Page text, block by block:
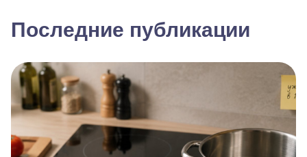
Последние публикации